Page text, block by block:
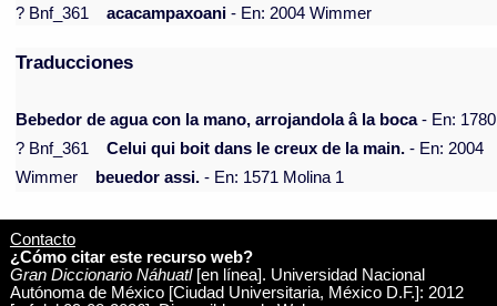
? Bnf_361
acacampaxoani- En: 2004 Wimmer
Traducciones
Bebedor de agua con la mano, arrojandola â la boca- En: 1780
? Bnf_361
Celui qui boit dans le creux de la main. - En: 2004
Wimmer
beuedor assi. - En: 1571 Molina 1
Contacto
¿Cómo citar este recurso web?
Gran Diccionario Náhuatl[en línea]. Universidad Nacional
Autónoma de México [Ciudad Universitaria, México D.F.]: 2012